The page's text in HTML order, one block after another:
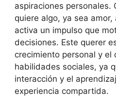
aspiraciones personales.
quiere algo, ya sea
activa un impulso que
decisiones. Este querer
crecimiento personal y el
habilidades sociales, ya
interacción y el
experiencia compartida.